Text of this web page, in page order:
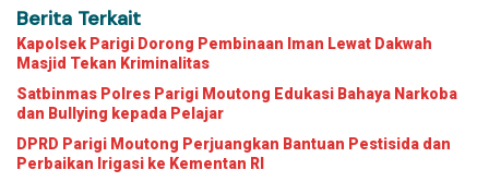
Berita Terkait
Kapolsek Parigi Dorong Pembinaan Iman Lewat Dakwah
Masjid Tekan Kriminalitas
Satbinmas Polres Parigi Moutong Edukasi Bahaya Narkoba
dan Bullying kepada Pelajar
DPRD Parigi Moutong Perjuangkan Bantuan Pestisida dan
Perbaikan Irigasi ke Kementan RI